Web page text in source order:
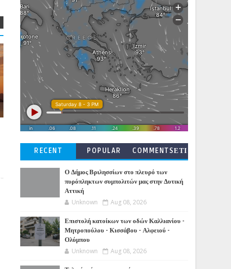
RECENT POPULAR
COMMENTSΕΤΙ
Ο Δήμος Βριλησσίων στο πλευρό των
πυρόπληκτων συμπολιτών μας στην Δυτική
Αττική
Unknown Aug 08, 2026
Επιστολή κατοίκων των οδών Καλλιανίου -
Μητροπούλου - Κισσάβου - Αλφειού -
Ολύμπου
Unknown Aug 08, 2026